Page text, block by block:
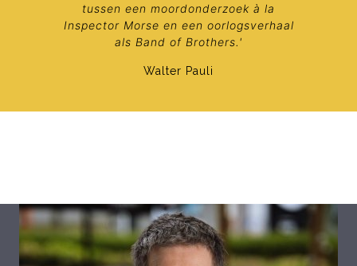
tussen een moordonderzoek à la
Inspector Morse en een oorlogsverhaal
als Band of Brothers.'
Walter Pauli